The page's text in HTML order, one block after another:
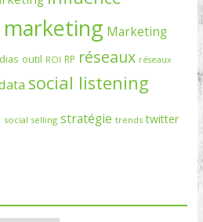
marketing Marketing
outil ROI RP réseaux réseaux
social listening
social selling stratégie trends twitter